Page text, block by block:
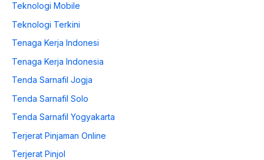
Teknologi Mobile
Teknologi Terkini
Tenaga Kerja Indonesi
Tenaga Kerja Indonesia
Tenda Sarnafil Jogja
Tenda Sarnafil Solo
Tenda Sarnafil Yogyakarta
Terjerat Pinjaman Online
Terjerat Pinjol